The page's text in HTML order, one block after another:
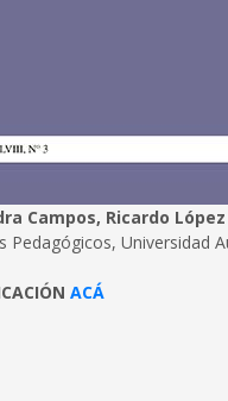
Campos, Ricardo
Pedagógicos, Universidad
ACÁ